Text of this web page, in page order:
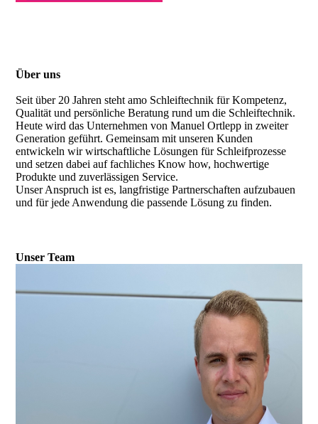
Über uns
Seit über 20 Jahren steht amo Schleiftechnik für Kompetenz,
Qualität und persönliche Beratung rund um die Schleiftechnik.
Heute wird das Unternehmen von Manuel Ortlepp in zweiter
Generation geführt. Gemeinsam mit unseren Kunden
entwickeln wir wirtschaftliche Lösungen für Schleifprozesse
und setzen dabei auf fachliches Know how, hochwertige
Produkte und zuverlässigen Service.
Unser Anspruch ist es, langfristige Partnerschaften aufzubauen
und für jede Anwendung die passende Lösung zu finden.
Unser Team